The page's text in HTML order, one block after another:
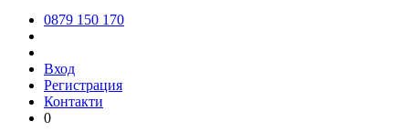
0879 150 170
Вход
Регистрация
Контакти
0